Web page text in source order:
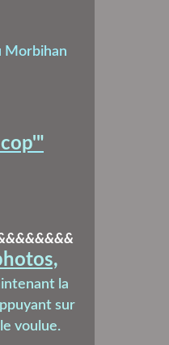
Morbihan
"
la
sur
voulue.